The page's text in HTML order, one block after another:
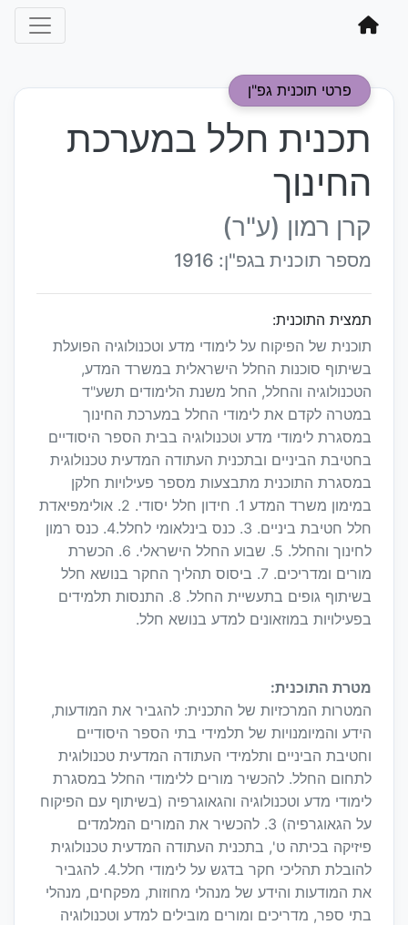
פרטי תוכנית גפ"ן
תכנית חלל במערכת
החינוך
קרן רמון (ע"ר)
מספר תוכנית בגפ"ן: 1916
תמצית התוכנית:
תוכנית של הפיקוח על לימודי מדע וטכנולוגיה הפועלת
בשיתוף סוכנות החלל הישראלית במשרד המדע,
הטכנולוגיה והחלל, החל משנת הלימודים תשע"ד
במטרה לקדם את לימודי החלל במערכת החינוך
במסגרת לימודי מדע וטכנולוגיה בבית הספר היסודיים
בחטיבת הביניים ובתכנית העתודה המדעית טכנולוגית
במסגרת התוכנית מתבצעות מספר פעילויות חלקן
במימון משרד המדע 1. חידון חלל יסודי. 2. אולימפיאדת
חלל חטיבת ביניים. 3. כנס בינלאומי לחלל.4. כנס רמון
לחינוך והחלל. 5. שבוע החלל הישראלי. 6. הכשרת
מורים ומדריכים. 7. ביסוס תהליך החקר בנושא חלל
בשיתוף גופים בתעשיית החלל. 8. התנסות תלמידים
בפעילויות במוזאונים למדע בנושא חלל.
מטרת התוכנית:
המטרות המרכזיות של התכנית: להגביר את המודעות,
הידע והמיומנויות של תלמידי בתי הספר היסודיים
וחטיבת הביניים ותלמידי העתודה המדעית טכנולוגית
לתחום החלל. להכשיר מורים ללימודי החלל במסגרת
לימודי מדע וטכנולוגיה והגאוגרפיה (בשיתוף עם הפיקוח
על הגאוגרפיה) 3. להכשיר את המורים המלמדים
פיזיקה בכיתה ט', בתכנית העתודה המדעית טכנולוגית
להובלת תהליכי חקר בדגש על לימודי חלל.4. להגביר
את המודעות והידע של מנהלי מחוזות, מפקחים, מנהלי
בתי ספר, מדריכים ומורים מובילים למדע וטכנולוגיה